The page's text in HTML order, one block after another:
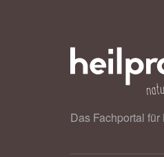
Das Fachportal